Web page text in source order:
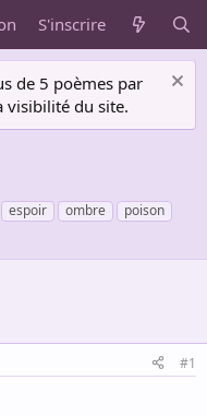
S'inscrire
de 5 poèmes par
visibilité du site.
espoir ombre
poison
#1